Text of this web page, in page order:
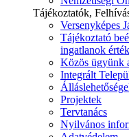
Tájékoztatók,
Versenyképes
Tájékoztató
ingatlanok
Közös ügyünk
Integrált
Projektek
Tervtanács
Nyilvános